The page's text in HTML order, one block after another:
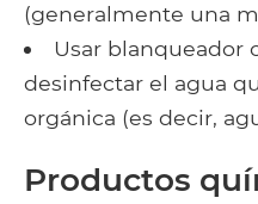
(generalmente una
Usar blanqueador
desinfectar el agua
orgánica (es decir,
Productos